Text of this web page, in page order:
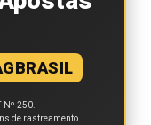
250.
de rastreamento.